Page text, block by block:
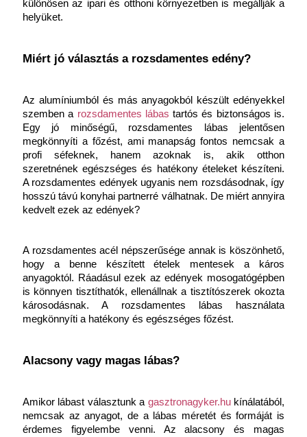
különösen az ipari és otthoni környezetben is megállják a
helyüket.
Miért jó választás a rozsdamentes edény?
Az alumíniumból és más anyagokból készült edényekkel
szemben a rozsdamentes lábas tartós és biztonságos is.
Egy jó minőségű, rozsdamentes lábas jelentősen
megkönnyíti a főzést, ami manapság fontos nemcsak a
profi séfeknek, hanem azoknak is, akik otthon
szeretnének egészséges és hatékony ételeket készíteni.
A rozsdamentes edények ugyanis nem rozsdásodnak, így
hosszú távú konyhai partnerré válhatnak. De miért annyira
kedvelt ezek az edények?
A rozsdamentes acél népszerűsége annak is köszönhető,
hogy a benne készített ételek mentesek a káros
anyagoktól. Ráadásul ezek az edények mosogatógépben
is könnyen tisztíthatók, ellenállnak a tisztítószerek okozta
károsodásnak. A rozsdamentes lábas használata
megkönnyíti a hatékony és egészséges főzést.
Alacsony vagy magas lábas?
Amikor lábast választunk a gasztronagyker.hu kínálatából,
nemcsak az anyagot, de a lábas méretét és formáját is
érdemes figyelembe venni. Az alacsony és magas